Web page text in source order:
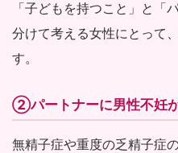
「子どもを持つこと」と「
分けて考える女性にとって
す。
②パートナーに男性不妊
無精子症や重度の乏精子症